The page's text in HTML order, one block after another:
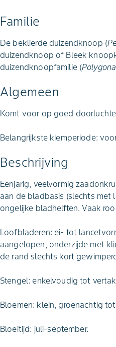
Familie
De beklierde duizendknoop (
duizendknoop of Bleek
duizendknoopfamilie (
Algemeen
Komt voor op goed
Belangrijkste kiemperiode:
Beschrijving
Eenjarig, veelvormig
aan de bladbasis (slechts met
ongelijke bladhelften. Vaak
Loofbladeren: ei- tot
aangelopen, onderzijde met
de rand slechts kort
Stengel: enkelvoudig tot
Bloemen: klein, groenachtig
Bloeitijd: juli-september.